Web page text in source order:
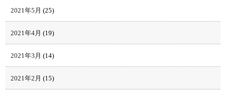
2021年5月 (25)
2021年4月 (19)
2021年3月 (14)
2021年2月 (15)